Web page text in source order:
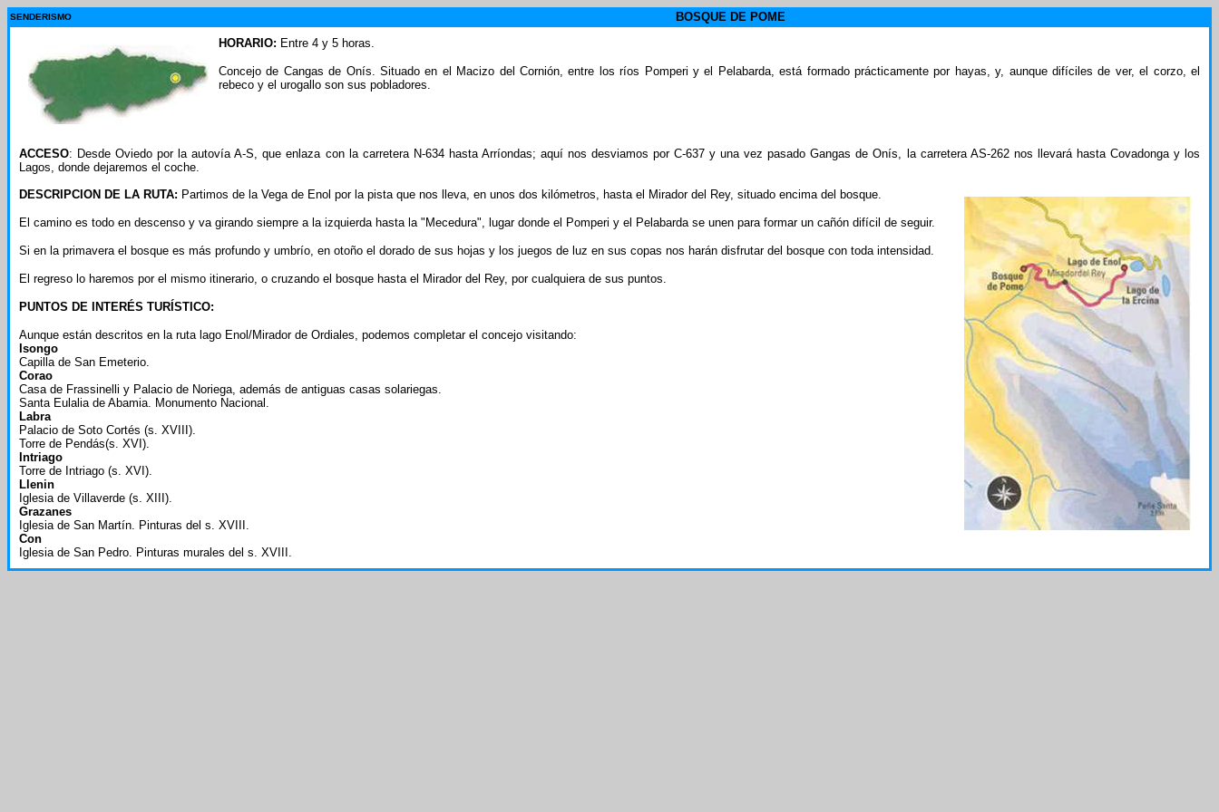
SENDERISMO
BOSQUE DE POME
HORARIO: Entre 4 y 5 horas.
Concejo de Cangas de Onís. Situado en el Macizo del Cornión, entre los ríos Pomperi y el Pelabarda, está formado prácticamente por hayas, y, aunque difíciles de ver, el corzo, el
rebeco y el urogallo son sus pobladores.
ACCESO: Desde Oviedo por la autovía A-S, que enlaza con la carretera N-634 hasta Arríondas; aquí nos desviamos por C-637 y una vez pasado Gangas de Onís, la carretera AS-262 nos llevará hasta Covadonga y los
Lagos, donde dejaremos el coche.
DESCRIPCION DE LA RUTA: Partimos de la Vega de Enol por la pista que nos lleva, en unos dos kilómetros, hasta el Mirador del Rey, situado encima del bosque.
El camino es todo en descenso y va girando siempre a la izquierda hasta la "Mecedura", lugar donde el Pomperi y el Pelabarda se unen para formar un cañón difícil de seguir.
Si en la primavera el bosque es más profundo y umbrío, en otoño el dorado de sus hojas y los juegos de luz en sus copas nos harán disfrutar del bosque con toda intensidad.
El regreso lo haremos por el mismo itinerario, o cruzando el bosque hasta el Mirador del Rey, por cualquiera de sus puntos.
PUNTOS DE INTERÉS TURÍSTICO:
Aunque están descritos en la ruta lago Enol/Mirador de Ordiales, podemos completar el concejo visitando:
Isongo
Capilla de San Emeterio.
Corao
Casa de Frassinelli y Palacio de Noriega, además de antiguas casas solariegas.
Santa Eulalia de Abamia. Monumento Nacional.
Labra
Palacio de Soto Cortés (s. XVIII).
Torre de Pendás(s. XVI).
Intriago
Torre de Intriago (s. XVI).
Llenin
Iglesia de Villaverde (s. XIII).
Grazanes
Iglesia de San Martín. Pinturas del s. XVIII.
Con
Iglesia de San Pedro. Pinturas murales del s. XVIII.